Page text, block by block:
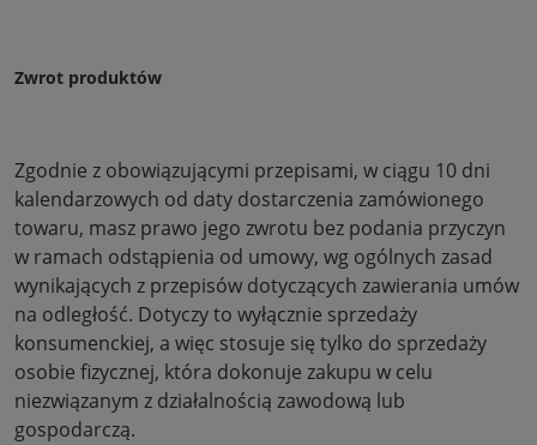
Zwrot produktów
Zgodnie z obowiązującymi przepisami, w ciągu 10 dni
kalendarzowych od daty dostarczenia zamówionego
towaru, masz prawo jego zwrotu bez podania przyczyn
w ramach odstąpienia od umowy, wg ogólnych zasad
wynikających z przepisów dotyczących zawierania umów
na odległość. Dotyczy to wyłącznie sprzedaży
konsumenckiej, a więc stosuje się tylko do sprzedaży
osobie fizycznej, która dokonuje zakupu w celu
niezwiązanym z działalnością zawodową lub
gospodarczą.